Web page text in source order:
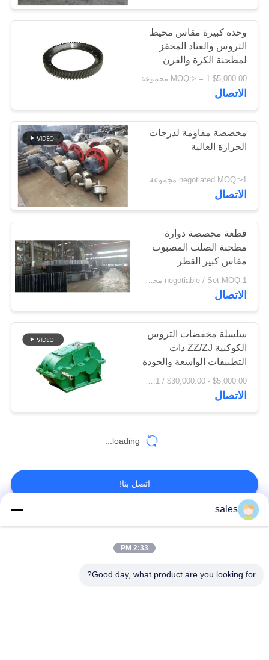
وحدة كبيرة مقاس محيط
التروس والعتاد المحفز
لمطحنة الكرة والفرن
الدوار
$5,000.00 MOQ:> = 1 مجموعة
الاتصال
مخصصة مقاومة لدرجات
الحرارة العالية
negotiated MOQ:≥1 مجموعة
الاتصال
قطعة مخصصة دوارة
مطحنة الصلب المصبوب
مقاس كبير القطر
negotiable / Set MOQ:1 مجموعة / مجموعات
الاتصال
سلسلة مخفضات التروس
الكوكبية ZZ/ZJ ذات
التطبيقات الواسعة والجودة
العالية
$5,000.00 - $30,000.00 / Set MOQ:1 مجموعة / مجموعات
الاتصال
loading...
اتصل بنا!
فئات شعبية
طاحونة ترس التروس شطبة ترس والعتاد
sales
2:33 PM
Good day, what product are you looking for?